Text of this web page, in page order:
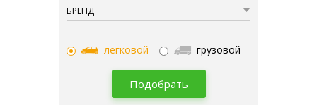
БРЕНД
легковой грузовой
Подобрать